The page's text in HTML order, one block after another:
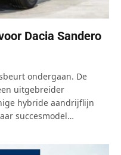
Dacia Sandero
ondergaan. De
uitgebreider
hybride aandrijflijn
succesmodel…